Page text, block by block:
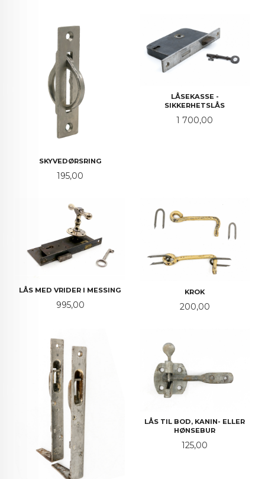
SKYVEDØRSRING
Pris
195,00
LÅSEKASSE -
SIKKERHETSLÅS
Pris
1 700,00
LÅS MED VRIDER I MESSING
Pris
995,00
KROK
Pris
200,00
LÅS TIL BOD, KANIN- ELLER
HØNSEBUR
Pris
125,00